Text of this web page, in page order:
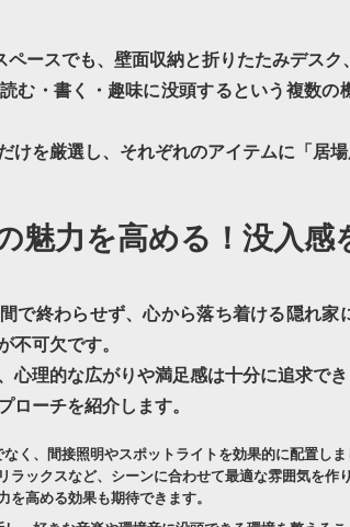
ペースでも、壁面収納と折りたたみデス
む・書く・趣味に没頭するという複数の
けを厳選し、それぞれのアイテムに「居場
魅力を高める！没入感
で終わらせず、心から落ち着ける 隠れ家
不可欠です。
心理的な広がりや満足感は十分に追求でき
ローチを紹介します。
く、間接照明やスポットライトを効果的に配置し
ラックスなど、シーンに合わせて最適な雰囲気を作
を高める効果も期待できます。